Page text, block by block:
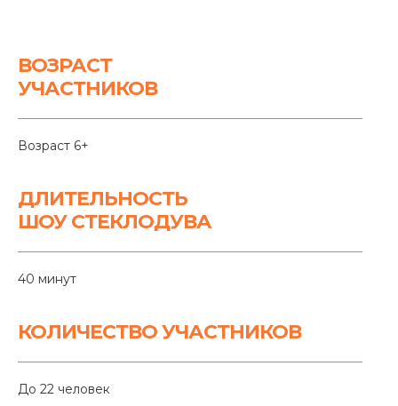
ВОЗРАСТ
УЧАСТНИКОВ
Возраст 6+
ДЛИТЕЛЬНОСТЬ
ШОУ СТЕКЛОДУВА
40 минут
КОЛИЧЕСТВО УЧАСТНИКОВ
До 22 человек